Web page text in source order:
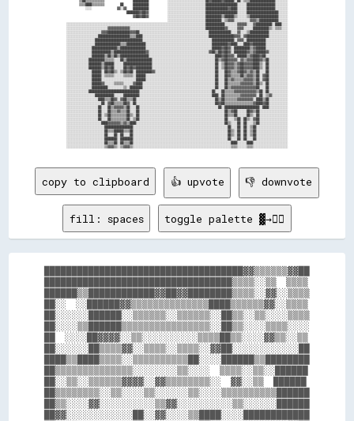
copy to clipboard 👍 upvote 👎 downvote
fill: spaces toggle palette ▓→✊🏽
████████████████████████████████████▓▓▒▒▒▒▒▒▓▓██
██████████████████████████████████▒▒▒▒░░▒▒  ▒▒▒▒
██████▒▒████████████▓▓██▓▓████████▒▒▒▒░░▓▓░░▒▒▒▒
██░░  ░░██████▓▓▒▒▒▒▒▒▒▒▒▒▒▒▒▒████▒▒▒▒▒▒▓▓░░▒▒▒▒
██░░░░░░██████░░▒▒▒▒▒▒░░▒▒▒▒▒▒░░██▒▒░░▒▒░░░░▒▒▒▒
██░░░░▒▒██████▒▒▒▒▒▒▒▒▒▒▒▒▒▒▒▒░░██▒▒░░░░▒▒▒▒░░░░
██  ░░░░██▓▓▓▓░░▒▒░░░░░░░░░░▒▒▒▒██▒▒░░░░▓▓▒▒░░▒▒
██░░░░░░██▒▒▒▒▓▓░░▒▒▒▒░░▒▒▒▒░░▓▓██░░░░░░░░░░░░██
████▒▒████▒▒▒▒░░▒▒▒▒▒▒▒▒▒▒██░░░░██████▒▒████████
██▒▒▒▒▒▒▒▒▒▒▒▒▒▒░░░░░░░░▒▒░░░░  ▒▒▒▒░░▒▒░░██████
██░░▒▒░░▒▒▒▒▒▒▓▓▓▓░░▓▓▒▒▒▒▒▒▒▒░░  ▓▓░░▒▒  ██████
██▒▒▒▒▒▒▒▒░░▒▒░░░░▒▒░░░░░░▒▒░░░░▒▒▒▒▒▒▒▒▒▒██████
██▒▒░░░░▓▓░░░░░░░░░░▒▒▓▓░░░░░░░░░░▒▒░░░░░░██████
██▓▓░░░░░░░░░░░░██░░▓▓░░░░▒▒████░░░░████████████